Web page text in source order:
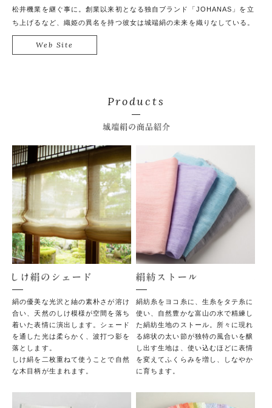
Web Site
松井機業を継ぐ事に。創業以来初となる独自ブランド「JOHANAS」を立
ち上げるなど、織姫の異名を持つ彼女は城端絹の未来を織りなしている。
Products
しけ絹のシェード
絹の優美な光沢と紬の素朴さが溶け
合い、天然のしけ模様が空間を落ち
着いた表情に演出します。シェード
を通した光は柔らかく、波打つ影を
落とします。
しけ絹を二枚重ねて使うことで自然
な木目柄が生まれます。
絹紡糸をヨコ糸に、生糸をタテ糸に
使い、自然豊かな富山の水で精練し
た絹紡生地のストール。所々に現れ
る綿状の太い節が独特の風合いを醸
し出す生地は、使い込むほどに表情
を変えてふくらみを増し、しなやか
に育ちます。